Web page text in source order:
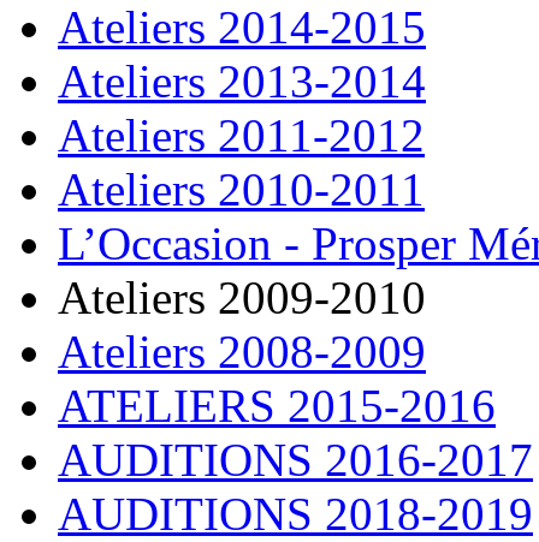
Ateliers 2014-2015
Ateliers 2013-2014
Ateliers 2011-2012
Ateliers 2010-2011
L’Occasion - Prosper
Ateliers 2009-2010
Ateliers 2008-2009
ATELIERS 2015-2016
AUDITIONS 2016-2017
AUDITIONS 2018-2019